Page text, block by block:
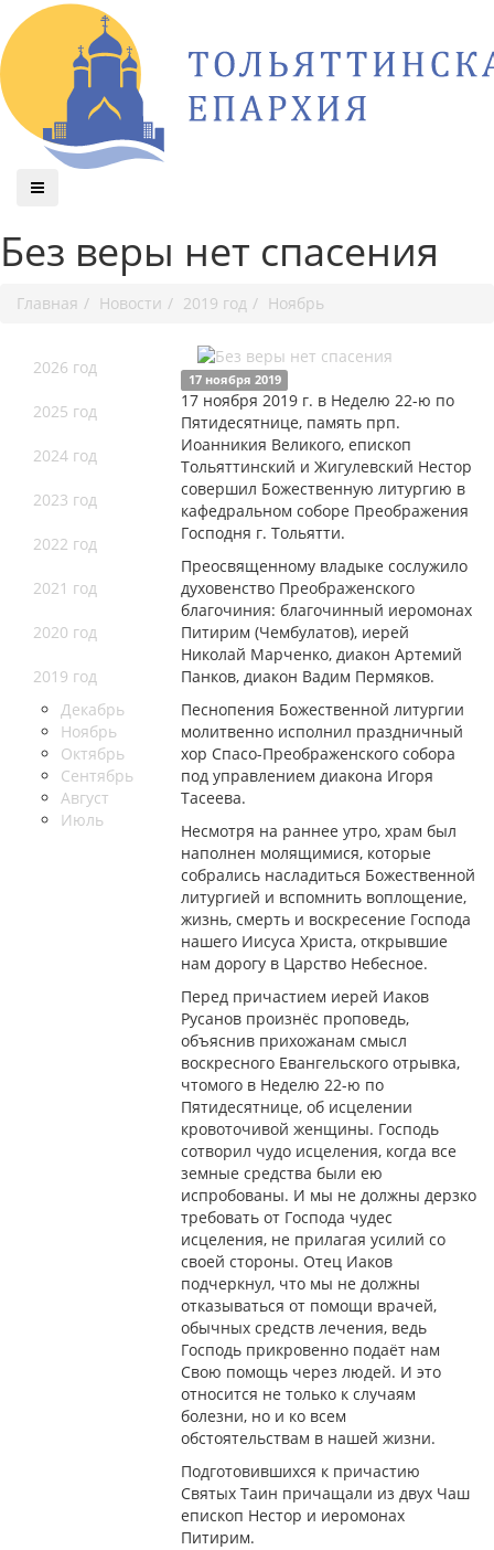
Без веры нет спасения
Главная Новости 2019 год Ноябрь
2026 год
2025 год
2024 год
2023 год
2022 год
2021 год
2020 год
2019 год
Декабрь
Ноябрь
Октябрь
Сентябрь
Август
Июль
17 ноября 2019
17 ноября 2019 г. в Неделю 22-ю по
Пятидесятнице, память прп.
Иоанникия Великого, епископ
Тольяттинский и Жигулевский Нестор
совершил Божественную литургию в
кафедральном соборе Преображения
Господня г. Тольятти.
Преосвященному владыке сослужило
духовенство Преображенского
благочиния: благочинный иеромонах
Питирим (Чембулатов), иерей
Николай Марченко, диакон Артемий
Панков, диакон Вадим Пермяков.
Песнопения Божественной литургии
молитвенно исполнил праздничный
хор Спасо-Преображенского собора
под управлением диакона Игоря
Тасеева.
Несмотря на раннее утро, храм был
наполнен молящимися, которые
собрались насладиться Божественной
литургией и вспомнить воплощение,
жизнь, смерть и воскресение Господа
нашего Иисуса Христа, открывшие
нам дорогу в Царство Небесное.
Перед причастием иерей Иаков
Русанов произнёс проповедь,
объяснив прихожанам смысл
воскресного Евангельского отрывка,
чтомого в Неделю 22-ю по
Пятидесятнице, об исцелении
кровоточивой женщины. Господь
сотворил чудо исцеления, когда все
земные средства были ею
испробованы. И мы не должны дерзко
требовать от Господа чудес
исцеления, не прилагая усилий со
своей стороны. Отец Иаков
подчеркнул, что мы не должны
отказываться от помощи врачей,
обычных средств лечения, ведь
Господь прикровенно подаёт нам
Свою помощь через людей. И это
относится не только к случаям
болезни, но и ко всем
обстоятельствам в нашей жизни.
Подготовившихся к причастию
Святых Таин причащали из двух Чаш
епископ Нестор и иеромонах
Питирим.